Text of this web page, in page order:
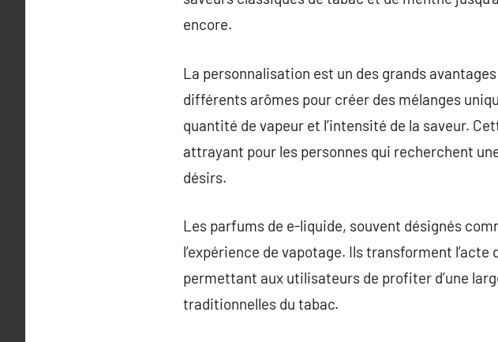
encore.
La personnalisation est un des grands
différents arômes pour créer des mélanges
quantité de vapeur et l’intensité de la saveur.
attrayant pour les personnes qui recherchent
désirs.
Les parfums de e-liquide, souvent désignés
l’expérience de vapotage. Ils transforment
permettant aux utilisateurs de profiter d’une
traditionnelles du tabac.